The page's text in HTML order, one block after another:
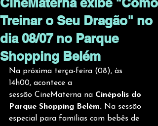
Treinar o Seu Dragão" no
dia 08/07 no Parque
Shopping Belém
Na próxima terça-feira (08), às
14h00, acontece a
sessão CineMaterna na Cinépolis do
Parque Shopping Belém. Na sessão
especial para famílias com bebês de